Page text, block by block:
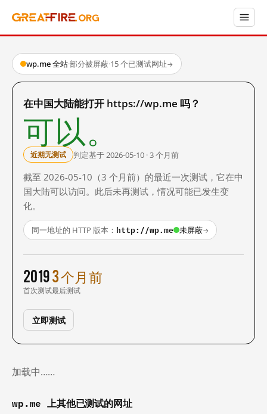
wp.me 全站·部分被屏蔽·15 个已测试网址→
在中国大陆能打开 https://wp.me 吗？
可以。
近期无测试 判定基于 2026-05-10 · 3 个月前
截至 2026-05-10（3 个月前）的最近一次测试，它在中
国大陆可以访问。此后未再测试，情况可能已发生变
化。
同一地址的 HTTP 版本： http://wp.me 未屏蔽→
2019
首次测试
3 个月前
最后测试
立即测试
加载中……
wp.me 上其他已测试的网址